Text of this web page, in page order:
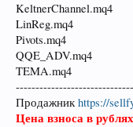
KeltnerChannel.mq4
LinReg.mq4
Pivots.mq4
QQE_ADV.mq4
TEMA.mq4
Продажникhttps://
Цена взноса в рублях